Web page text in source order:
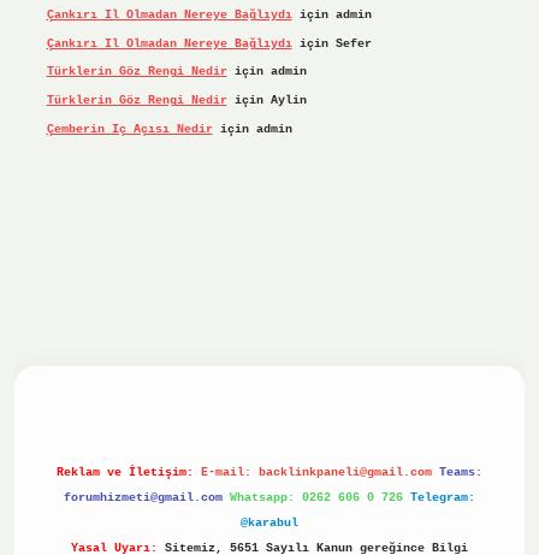
Çankırı Il Olmadan Nereye Bağlıydıiçin admin
Çankırı Il Olmadan Nereye Bağlıydıiçin Sefer
Türklerin Göz Rengi Nediriçin admin
Türklerin Göz Rengi Nediriçin Aylin
Çemberin Iç Açısı Nediriçin admin
Reklam ve İletişim: E-mail: backlinkpaneli@gmail.com Teams:
forumhizmeti@gmail.com Whatsapp: 0262 606 0 726 Telegram:
@karabul
Yasal Uyarı:
Sitemiz, 5651 Sayılı Kanun gereğince Bilgi